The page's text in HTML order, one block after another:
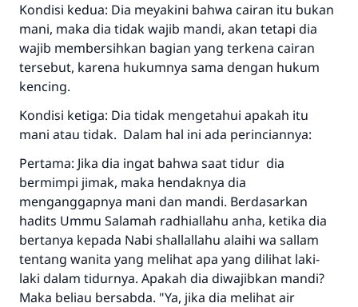
Kondisi kedua: Dia meyakini bahwa cairan itu bukan
mani, maka dia tidak wajib mandi, akan tetapi dia
wajib membersihkan bagian yang terkena cairan
tersebut, karena hukumnya sama dengan hukum
kencing.
Kondisi ketiga: Dia tidak mengetahui apakah itu
mani atau tidak. Dalam hal ini ada perinciannya:
Pertama: Jika dia ingat bahwa saat tidur dia
bermimpi jimak, maka hendaknya dia
menganggapnya mani dan mandi. Berdasarkan
hadits Ummu Salamah radhiallahu anha, ketika dia
bertanya kepada Nabi shallallahu alaihi wa sallam
tentang wanita yang melihat apa yang dilihat laki-
laki dalam tidurnya. Apakah dia diwajibkan mandi?
Maka beliau bersabda. "Ya, jika dia melihat air